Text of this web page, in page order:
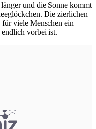
und die Sonne kommt
Die zierlichen
viele Menschen ein
endlich vorbei ist.